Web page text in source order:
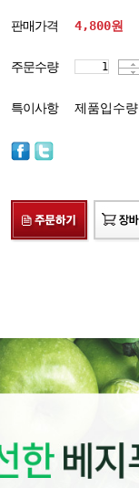
판매가격 4,800원
주문수량
특이사항 제품입수량